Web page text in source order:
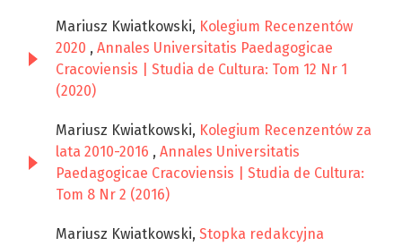
Mariusz Kwiatkowski, Kolegium Recenzentów
2020 , Annales Universitatis Paedagogicae
Cracoviensis | Studia de Cultura: Tom 12 Nr 1
(2020)
Mariusz Kwiatkowski, Kolegium Recenzentów za
lata 2010-2016 , Annales Universitatis
Paedagogicae Cracoviensis | Studia de Cultura:
Tom 8 Nr 2 (2016)
Mariusz Kwiatkowski, Stopka redakcyjna